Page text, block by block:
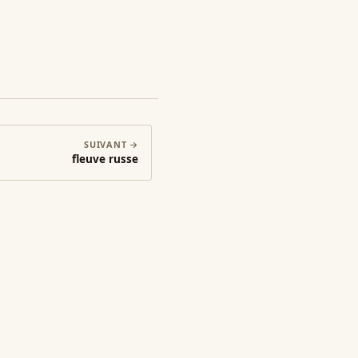
SUIVANT →
fleuve russe